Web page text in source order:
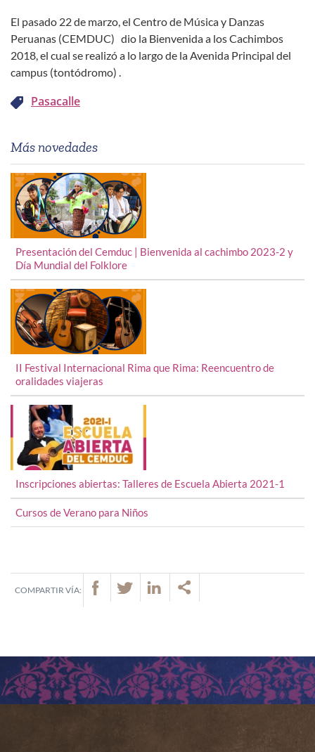
Presentación del Cemduc | Bienvenida al cachimbo 2023-2 y
II Festival Internacional Rima que Rima: Reencuentro de
oralidades viajeras
Inscripciones abiertas: Talleres de Escuela Abierta 2021-1
Cursos de Verano para Niños
COMPARTIR VÍA: